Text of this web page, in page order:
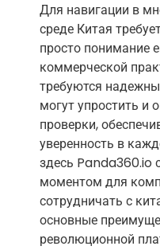
Для навигации в
среде Китая
просто понимание
коммерческой
требуются
могут упростить и
проверки,
уверенность в
здесь Panda360.io
моментом для
сотрудничать с
основные
революционной